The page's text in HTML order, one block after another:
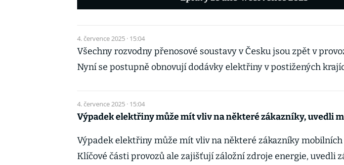
4. července 2025 · 15:04
Všechny rozvodny přenosové soustavy v Česku jsou zpět v
Nyní se postupně obnovují dodávky elektřiny v postižených
4. července 2025 · 15:04
Výpadek elektřiny může mít vliv na některé zákazníky, uvedli
Výpadek elektřiny může mít vliv na některé zákazníky
Klíčové části provozů ale zajišťují záložní zdroje energie, uvedli